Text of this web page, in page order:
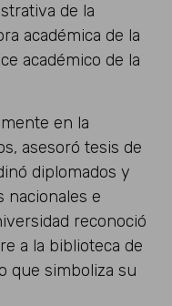
de la
académica de la
académico de la
en la
asesoró tesis de
diplomados y
nacionales e
reconoció
a la biblioteca de
que simboliza su